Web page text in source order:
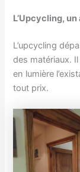
L’Upcycling,
L’upcycling
des matériaux.
en lumière
tout prix.